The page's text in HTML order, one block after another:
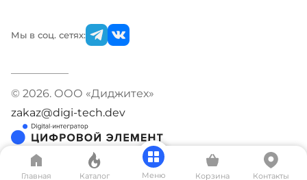
Мы в соц. сетях:
© 2026. ООО «Диджитех»
zakaz@digi-tech.dev
Главная Каталог Меню Корзина Контакты